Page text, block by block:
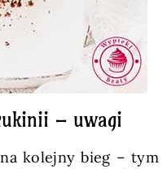
– uwagi
kolejny bieg – tym